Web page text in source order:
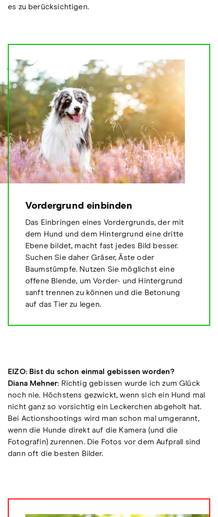
es zu berücksichtigen.
Vordergrund einbinden
Das Einbringen eines Vordergrunds, der mit
dem Hund und dem Hintergrund eine dritte
Ebene bildet, macht fast jedes Bild besser.
Suchen Sie daher Gräser, Äste oder
Baumstümpfe. Nutzen Sie möglichst eine
offene Blende, um Vorder- und Hintergrund
sanft trennen zu können und die Betonung
auf das Tier zu legen.
EIZO: Bist du schon einmal gebissen worden?
Diana Mehner: Richtig gebissen wurde ich zum Glück
noch nie. Höchstens gezwickt, wenn sich ein Hund mal
nicht ganz so vorsichtig ein Leckerchen abgeholt hat.
Bei Actionshootings wird man schon mal umgerannt,
wenn die Hunde direkt auf die Kamera (und die
Fotografin) zurennen. Die Fotos vor dem Aufprall sind
dann oft die besten Bilder.